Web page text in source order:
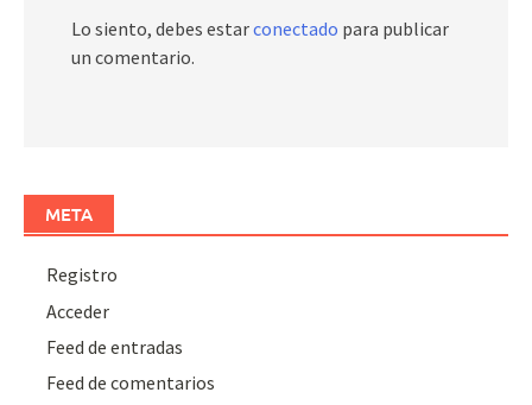
Lo siento, debes estarconectado para publicar
un comentario.
META
Registro
Acceder
Feed de entradas
Feed de comentarios